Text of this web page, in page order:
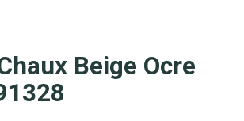
Beige Ocre